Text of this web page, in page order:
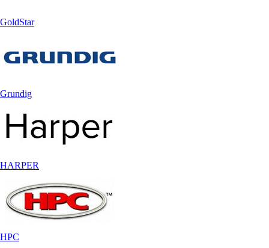
GoldStar
Grundig
HARPER
HPC